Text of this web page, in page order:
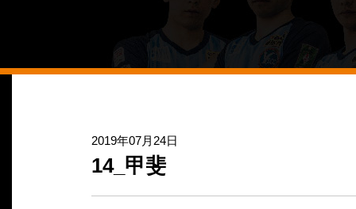
2019年07月24日
14_甲斐